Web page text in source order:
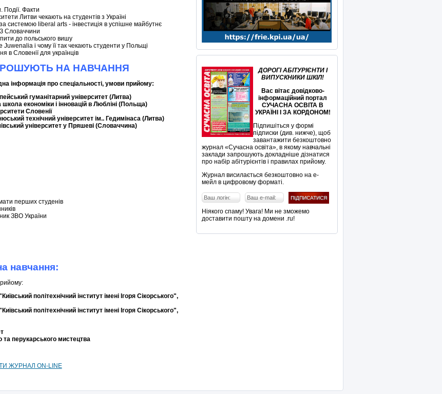
Події. Факти
Литви чекають на студентів з Україні
системою liberal arts - інвестиція в успішне майбутнє
Словаччини
до польського вишу
Juwenalia і чому її так чекають студенти у Польщі
в Словенії для українців
НА НАВЧАННЯ
інформація про спеціальності, умови прийому:
гуманітарний університет (Литва)
економіки і інновацій в Любліні (Польща)
Словенії
технічний університет ім.. Гедимінаса (Литва)
університет у Пряшеві (Словаччина)
перших студенів
ЗВО України
навчання:
політехнічний інститут імені Ігоря Сікорського",
політехнічний інститут імені Ігоря Сікорського",
перукарського мистецтва
ЖУРНАЛ ON-LINE
ДОРОГІ АБІТУРІЄНТИ І
ВИПУСКНИКИ ШКІЛ!
Вас вітає довідково-
інформаційний портал
СУЧАСНА ОСВІТА В
УКРАЇНІ І ЗА КОРДОНОМ!
Підпишіться у формі
підписки (див. нижче), щоб
завантажити безкоштовно
журнал «Сучасна освіта», в якому навчальні
заклади запрошують докладніше дізнатися
про набір абітурієнтів і правилах прийому.
Журнал висилається безкоштовно на е-
мейл в цифровому форматі.
Ніякого спаму! Увага! Ми не зможемо
доставити пошту на домени .ru!